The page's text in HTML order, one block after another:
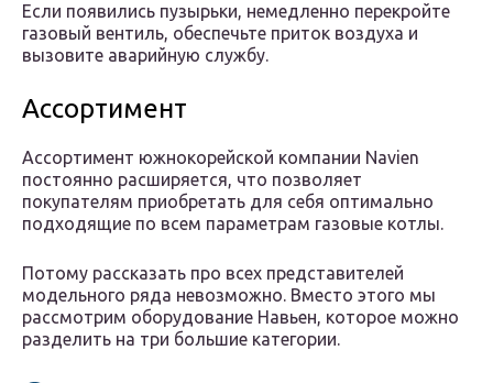
Если появились пузырьки, немедленно перекройте
газовый вентиль, обеспечьте приток воздуха и
вызовите аварийную службу.
Ассортимент
Ассортимент южнокорейской компании Navien
постоянно расширяется, что позволяет
покупателям приобретать для себя оптимально
подходящие по всем параметрам газовые котлы.
Потому рассказать про всех представителей
модельного ряда невозможно. Вместо этого мы
рассмотрим оборудование Навьен, которое можно
разделить на три большие категории.